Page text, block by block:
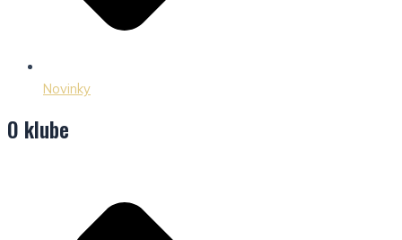
Novinky
O klube